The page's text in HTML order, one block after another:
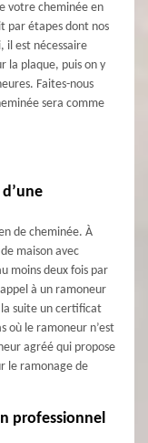
votre cheminée en
par étapes dont nos
il est nécessaire
la plaque, puis on y
Faites-nous
sera comme
de cheminée. À
maison avec
moins deux fois par
à un ramoneur
suite un certificat
où le ramoneur n’est
agréé qui propose
le ramonage de
professionnel